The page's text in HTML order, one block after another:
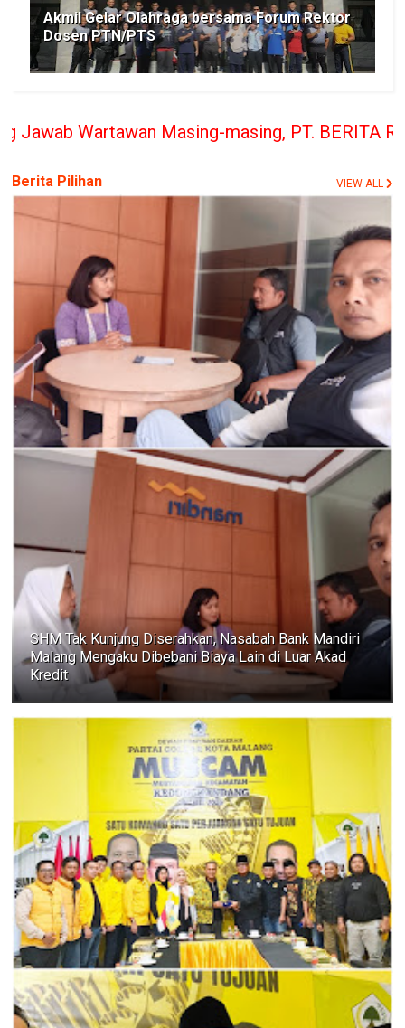
Akmil Gelar Olahraga bersama Forum Rektor
Dosen PTN/PTS
Masing-masing, PT. BERITA RAKYAT
Berita Pilihan VIEW ALL
SHM Tak Kunjung Diserahkan, Nasabah Bank Mandiri
Malang Mengaku Dibebani Biaya Lain di Luar Akad
Kredit